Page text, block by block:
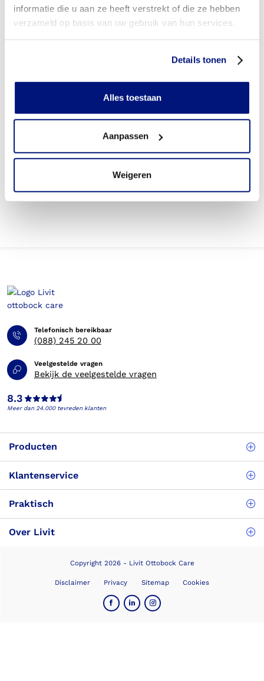
informatie die u aan ze heeft verstrekt of die ze hebben
verzameld op basis van uw gebruik van hun services.
Details tonen
Alles toestaan
Aanpassen
Weigeren
Is de scoliosebrace mijn eigendom?
Heb ik voor het laten aanmeten van een scoliosebrace
Kan ik een reserve scoliosebrace vergoed krijgen?
Betaal ik een eigen bijdrage voor de scoliosebrace?
Betaal ik een eigen risico voor de scoliosebrace?
Telefonisch bereikbaar
(088) 245 20 00
Veelgestelde vragen
Bekijk de veelgestelde vragen
8.3
Meer dan 24.000 tevreden klanten
Producten
Klantenservice
Praktisch
Over Livit
Copyright 2026 - Livit Ottobock Care
Disclaimer Privacy Sitemap Cookies